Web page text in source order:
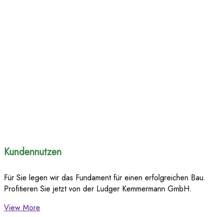
Kundennutzen
Für Sie legen wir das Fundament für einen erfolgreichen Bau.
Profitieren Sie jetzt von der Ludger Kemmermann GmbH.
View More